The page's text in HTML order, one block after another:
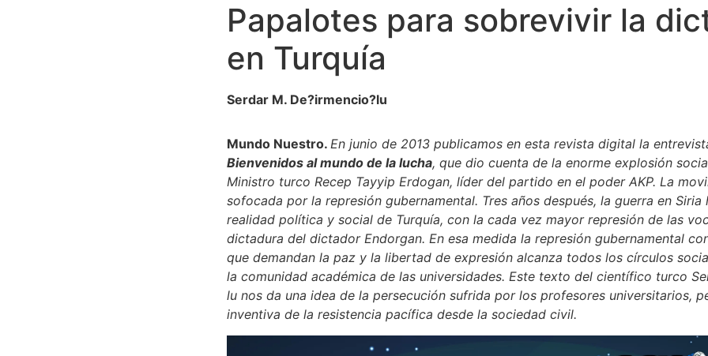
Papalotes para sobrevivir la
en Turquía
Serdar M. De?irmencio?lu
Mundo Nuestro. En junio de 2013 publicamos en esta revista digital la
Bienvenidos al mundo de la lucha, que dio cuenta de la enorme explosión
Ministro turco Recep Tayyip Erdogan, líder del partido en el poder AKP. La
sofocada por la represión gubernamental. Tres años después, la guerra en Siria
realidad política y social de Turquía, con la cada vez mayor represión de las
dictadura del dictador Endorgan. En esa medida la represión gubernamental
que demandan la paz y la libertad de expresión alcanza todos los círculos
la comunidad académica de las universidades. Este texto del científico turco
lu nos da una idea de la persecución sufrida por los profesores universitarios,
inventiva de la resistencia pacífica desde la sociedad civil.